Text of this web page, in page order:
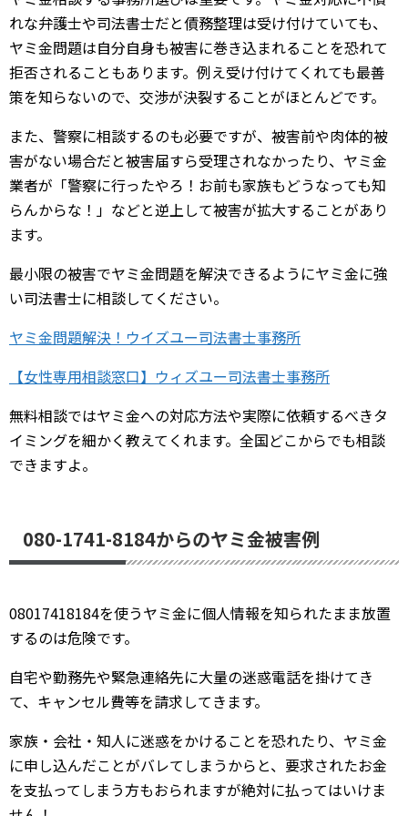
れな弁護士や司法書士だと債務整理は受け付けていても、
ヤミ金問題は自分自身も被害に巻き込まれることを恐れて
拒否されることもあります。例え受け付けてくれても最善
策を知らないので、交渉が決裂することがほとんどです。
また、警察に相談するのも必要ですが、被害前や肉体的被
害がない場合だと被害届すら受理されなかったり、ヤミ金
業者が「警察に行ったやろ！お前も家族もどうなっても知
らんからな！」などと逆上して被害が拡大することがあり
ます。
最小限の被害でヤミ金問題を解決できるようにヤミ金に強
い司法書士に相談してください。
ヤミ金問題解決！ウイズユー司法書士事務所
【女性専用相談窓口】ウィズユー司法書士事務所
無料相談ではヤミ金への対応方法や実際に依頼するべきタ
イミングを細かく教えてくれます。全国どこからでも相談
できますよ。
080-1741-8184からのヤミ金被害例
08017418184を使うヤミ金に個人情報を知られたまま放置
するのは危険です。
自宅や勤務先や緊急連絡先に大量の迷惑電話を掛けてき
て、キャンセル費等を請求してきます。
家族・会社・知人に迷惑をかけることを恐れたり、ヤミ金
に申し込んだことがバレてしまうからと、要求されたお金
を支払ってしまう方もおられますが絶対に払ってはいけま